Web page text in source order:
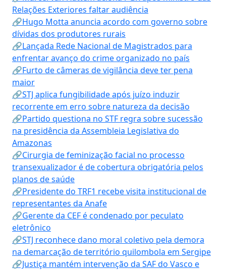
Relações Exteriores faltar audiência
🔗Hugo Motta anuncia acordo com governo sobre
dívidas dos produtores rurais
🔗Lançada Rede Nacional de Magistrados para
enfrentar avanço do crime organizado no país
🔗Furto de câmeras de vigilância deve ter pena
maior
🔗STJ aplica fungibilidade após juízo induzir
recorrente em erro sobre natureza da decisão
🔗Partido questiona no STF regra sobre sucessão
na presidência da Assembleia Legislativa do
Amazonas
🔗Cirurgia de feminização facial no processo
transexualizador é de cobertura obrigatória pelos
planos de saúde
🔗Presidente do TRF1 recebe visita institucional de
representantes da Anafe
🔗Gerente da CEF é condenado por peculato
eletrônico
🔗STJ reconhece dano moral coletivo pela demora
na demarcação de território quilombola em Sergipe
🔗Justiça mantém intervenção da SAF do Vasco e